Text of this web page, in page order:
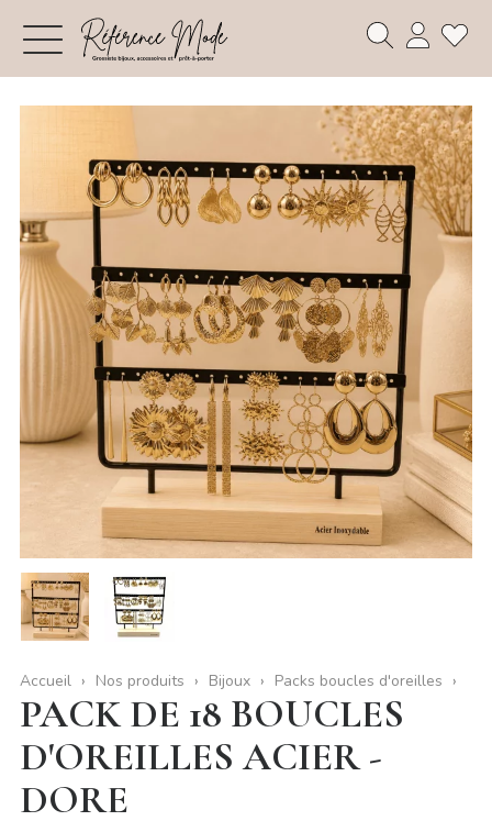
Accueil Nos produits Bijoux Packs boucles d'oreilles
PACK DE 18 BOUCLES
D'OREILLES ACIER -
DORE